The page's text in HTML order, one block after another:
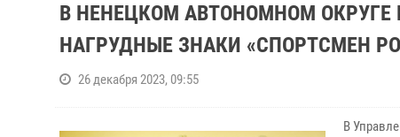
В НЕНЕЦКОМ АВТОНОМНОМ
НАГРУДНЫЕ ЗНАКИ «СПОРТСМЕН
26 декабря 2023, 09:55
В